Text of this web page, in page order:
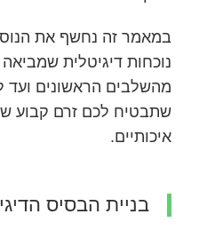
במאמר זה נחשף את
נוכחות דיגיטלית
מהשלבים הראשונים ועד
שתבטיח לכם זרם קבוע
איכותיים.
בניית הבסיס